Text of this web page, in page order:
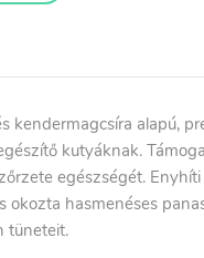
kendermagcsíra alapú,
kutyáknak.
egészségét. Enyhíti
okozta hasmenéses
tüneteit.